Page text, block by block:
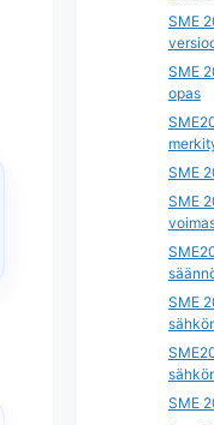
SME
SME
opas
SME
SME
SME
SME